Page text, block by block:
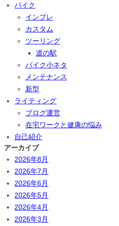
バイク
インプレ
カスタム
ツーリング
道の駅
バイク小ネタ
メンテナンス
新型
ライティング
ブログ運営
在宅ワークと健康の悩み
自己紹介
アーカイブ
2026年8月
2026年7月
2026年6月
2026年5月
2026年4月
2026年3月